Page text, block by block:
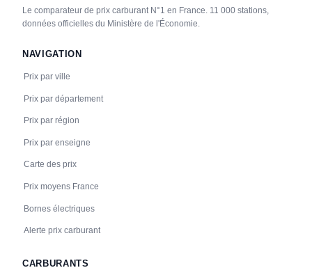
Le comparateur de prix carburant N°1 en France. 11 000 stations,
données officielles du Ministère de l'Économie.
NAVIGATION
Prix par ville
Prix par département
Prix par région
Prix par enseigne
Carte des prix
Prix moyens France
Bornes électriques
Alerte prix carburant
CARBURANTS